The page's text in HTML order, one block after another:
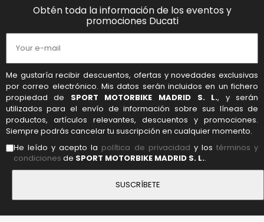
Obtén toda la información de los eventos y
promociones Ducati
Me gustaría recibir descuentos, ofertas y novedades exclusivas
por correo electrónico. Mis datos serán incluidos en un fichero
propiedad de SPORT MOTORBIKE MADRID S. L., y serán
utilizados para el envío de información sobre sus líneas de
productos, artículos relevantes, descuentos y promociones.
Siempre podrás cancelar tu suscripción en cualquier momento.
He leído y acepto la política de privacidad y lostérminos y
condiciones de SPORT MOTORBIKE MADRID S. L..